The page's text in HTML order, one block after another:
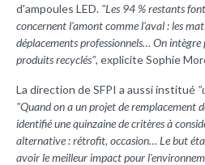
d'ampoules LED. "Les 94 % restants
concernent l'amont comme l'aval : les
déplacements professionnels… On
produits recyclés", explicite Sophie
La direction de SFPI a aussi institué
"Quand on a un projet de remplacement
identifié une quinzaine de critères à
alternative : rétrofit, occasion… Le but
avoir le meilleur impact pour